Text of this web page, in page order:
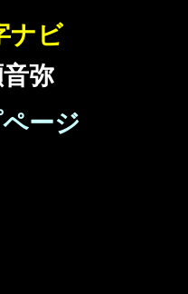
ナビ
弥
ージ